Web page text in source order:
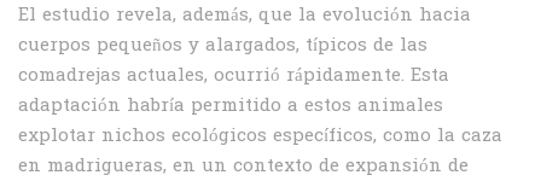
El estudio revela, además, que la evolución hacia
cuerpos pequeños y alargados, típicos de las
comadrejas actuales, ocurrió rápidamente. Esta
adaptación habría permitido a estos animales
explotar nichos ecológicos específicos, como la caza
en madrigueras, en un contexto de expansión de